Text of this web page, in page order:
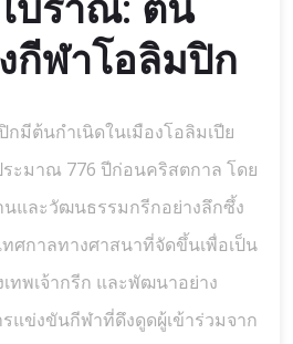
กีฬาโอลิมปิก
มีต้นกำเนิดในเมืองโอลิมเปีย
ะมาณ 776 ปีก่อนคริสตกาล โดย
และวัฒนธรรมกรีกอย่างลึกซึ้ง
ทศกาลทางศาสนาที่จัดขึ้นเพื่อเป็น
ทพเจ้ากรีก และพัฒนาอย่าง
รแข่งขันกีฬาที่ดึงดูดผู้เข้าร่วมจาก